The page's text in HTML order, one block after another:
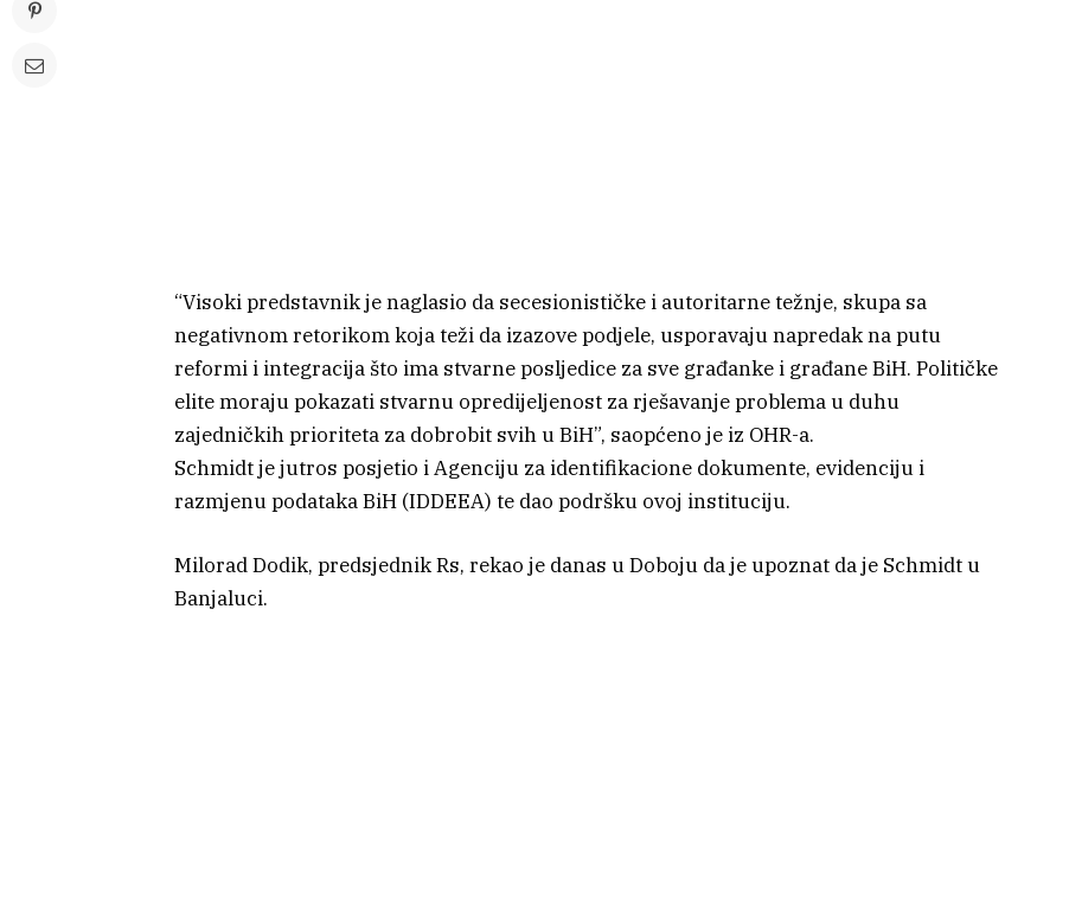
“Visoki predstavnik je naglasio da secesionističke i autoritarne težnje, skupa sa
negativnom retorikom koja teži da izazove podjele, usporavaju napredak na putu
reformi i integracija što ima stvarne posljedice za sve građanke i građane BiH. Političke
elite moraju pokazati stvarnu opredijeljenost za rješavanje problema u duhu
zajedničkih prioriteta za dobrobit svih u BiH”, saopćeno je iz OHR-a.
Schmidt je jutros posjetio i Agenciju za identifikacione dokumente, evidenciju i
razmjenu podataka BiH (IDDEEA) te dao podršku ovoj instituciju.
Milorad Dodik, predsjednik Rs, rekao je danas u Doboju da je upoznat da je Schmidt u
Banjaluci.